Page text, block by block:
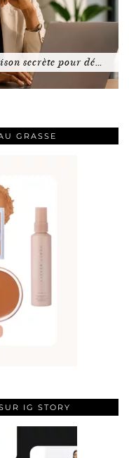
secrète pour dé…
GRASSE
IG STORY